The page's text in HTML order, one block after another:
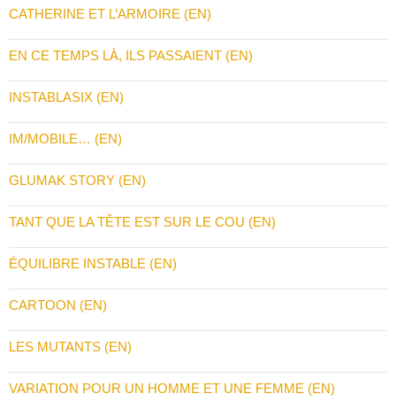
CATHERINE ET L’ARMOIRE (EN)
EN CE TEMPS LÀ, ILS PASSAIENT (EN)
INSTABLASIX (EN)
IM/MOBILE… (EN)
GLUMAK STORY (EN)
TANT QUE LA TÊTE EST SUR LE COU (EN)
ÉQUILIBRE INSTABLE (EN)
CARTOON (EN)
LES MUTANTS (EN)
VARIATION POUR UN HOMME ET UNE FEMME (EN)